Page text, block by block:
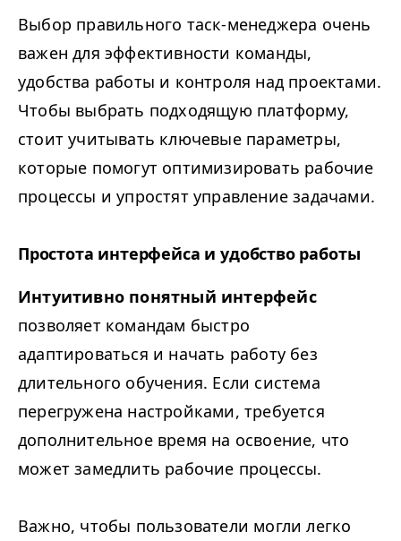
Выбор правильного таск-менеджера очень
важен для эффективности команды,
удобства работы и контроля над проектами.
Чтобы выбрать подходящую платформу,
стоит учитывать ключевые параметры,
которые помогут оптимизировать рабочие
процессы и упростят управление задачами.
Простота интерфейса и удобство работы
Интуитивно понятный интерфейс
позволяет командам быстро
адаптироваться и начать работу без
длительного обучения. Если система
перегружена настройками, требуется
дополнительное время на освоение, что
может замедлить рабочие процессы.
Важно, чтобы пользователи могли легко